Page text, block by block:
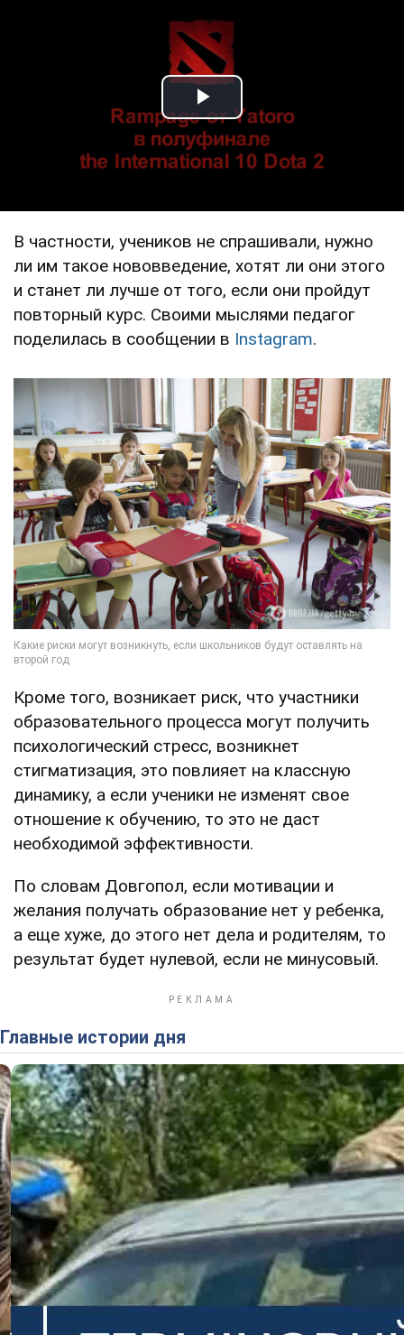
Play Video
В частности, учеников не спрашивали, нужно
ли им такое нововведение, хотят ли они этого
и станет ли лучше от того, если они пройдут
повторный курс. Своими мыслями педагог
поделилась в сообщении в Instagram.
Кроме того, возникает риск, что участники
образовательного процесса могут получить
психологический стресс, возникнет
стигматизация, это повлияет на классную
динамику, а если ученики не изменят свое
отношение к обучению, то это не даст
необходимой эффективности.
По словам Довгопол, если мотивации и
желания получать образование нет у ребенка,
а еще хуже, до этого нет дела и родителям, то
результат будет нулевой, если не минусовый.
Главные истории дня